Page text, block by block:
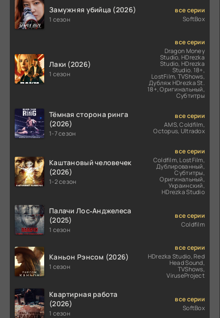
Замужняя убийца (2026)
1 сезон
все серии
SoftBox
Лаки (2026)
1 сезон
все серии
Dragon Money
Studio, HDrezka
Studio, HDrezka
Studio. 18+,
LostFilm, TVShows,
Дубляж HDrezka St.
18+, Оригинальный,
Субтитры
Тёмная сторона ринга
(2026)
1-7 сезон
все серии
AMS, Coldfilm,
Octopus, Ultradox
Каштановый человечек
(2026)
1-2 сезон
все серии
Coldfilm, LostFilm,
Дублированный,
Субтитры,
Оригинальный,
Украинский,
HDrezka Studio
Палачи Лос‑Анджелеса
(2025)
1 сезон
все серии
Coldfilm
Каньон Рэнсом (2026)
1 сезон
все серии
HDrezka Studio, Red
Head Sound,
TVShows,
ViruseProject
Квартирная работа
(2026)
1 сезон
все серии
SoftBox